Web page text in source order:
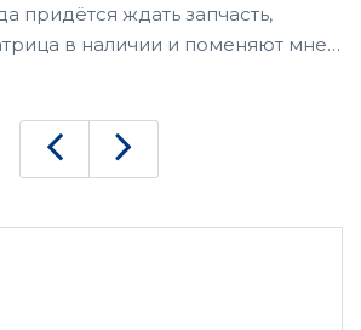
придётся ждать запчасть,
в наличии и поменяют мне